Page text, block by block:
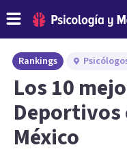
Rankings
Los 10
Deportivos
México